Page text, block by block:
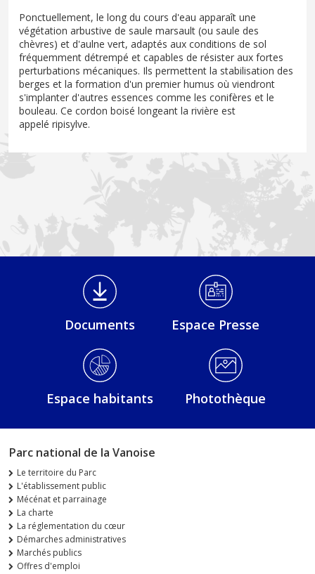
Ponctuellement, le long du cours d'eau apparaît une
végétation arbustive de saule marsault (ou saule des
chèvres) et d'aulne vert, adaptés aux conditions de sol
fréquemment détrempé et capables de résister aux fortes
perturbations mécaniques. Ils permettent la stabilisation des
berges et la formation d'un premier humus où viendront
s'implanter d'autres essences comme les conifères et le
bouleau. Ce cordon boisé longeant la rivière est
appelé ripisylve.
Médiathèque Footer
Documents Espace Presse
Espace habitants Photothèque
Parc national de la Vanoise
Le territoire du Parc
L'établissement public
Mécénat et parrainage
La charte
La réglementation du cœur
Démarches administratives
Marchés publics
Offres d'emploi